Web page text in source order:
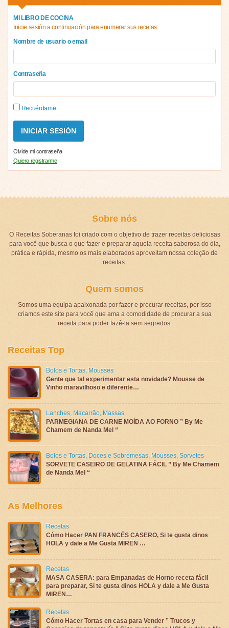
MI LIBRO DE COCINA
Inicie sesión a continuación para enumerar sus recetas
Nombre de usuario o email
Contraseña
Recuérdame
Olvide mi contraseña
Quiero registrarme
Sobre nós
O Receitas Soberanas foi criado com o objetivo de trazer receitas deliciosas
para você que busca o que fazer e preparar aquela receita saborosa do dia,
prática e rápida, mesmo os mais elaborados aproveitam nossa coleção de
receitas.
Quem somos
Somos uma equipa apaixonada por fazer e procurar receitas, por isso
criamos este site para você que ama a comodidade de procurar a sua
receita para poder fazê-la sem segredos.
Receitas Top
Bolos e Tortas, Mousses
Gente que tal experimentar esta novidade? Mousse de
Vinho maravilhoso e diferente…
Lanches, Macarrão, Massas
PARMEGIANA DE CARNE MOÍDA AO FORNO ” By Me
Chamem de Nanda Mel “
Bolos e Tortas, Doces e Sobremesas, Mousses, Sorvetes
SORVETE CASEIRO DE GELATINA FÁCIL ” By Me Chamem
de Nanda Mel “
As Melhores
Recetas
Cómo Hacer PAN FRANCÉS CASERO, Si te gusta dinos
HOLA y dale a Me Gusta MIREN …
Recetas
MASA CASERA: para Empanadas de Horno receta fácil
para preparar, Si te gusta dinos HOLA y dale a Me Gusta
MIREN…
Recetas
Cómo Hacer Tortas en casa para Vender ” Trucos y